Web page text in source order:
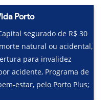
Porto
segurado de R$ 30
natural ou acidental,
para invalidez
acidente, Programa de
estar, pelo Porto Plus;